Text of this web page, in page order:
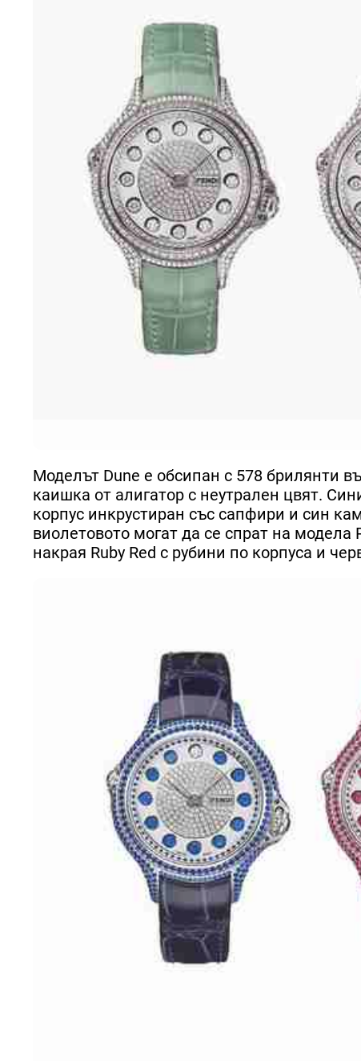
Моделът Dune е обсипан с 578 брилянти
каишка от алигатор с неутрален цвят.
корпус инкрустиран със сапфири и син
виолетовото могат да се спрат на
накрая Ruby Red с рубини по корпуса и